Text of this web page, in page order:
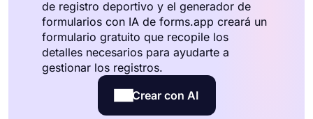
de registro deportivo y el generador de
formularios con IA de forms.app creará un
formulario gratuito que recopile los
detalles necesarios para ayudarte a
gestionar los registros.
Crear con AI